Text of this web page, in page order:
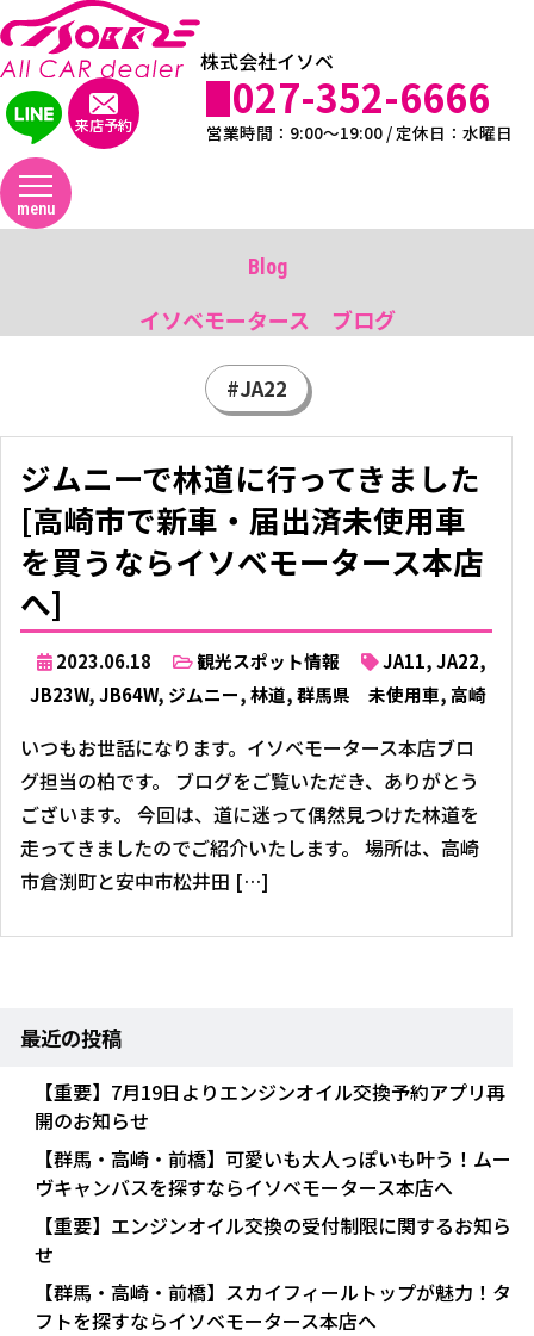
株式会社イソベ
来店予約 027-352-6666
営業時間：9:00～19:00 / 定休日：水曜日
menu
イソベモータース ブログ
Blog
#JA22
ジムニーで林道に行ってきました
[高崎市で新車・届出済未使用車
を買うならイソベモータース本店
へ]
2023.06.18 観光スポット情報 JA11,JA22,
JB23W,JB64W, ジムニー,林道,群馬県 未使用車,高崎
いつもお世話になります。イソベモータース本店ブロ
グ担当の柏です。 ブログをご覧いただき、ありがとう
ございます。 今回は、道に迷って偶然見つけた林道を
走ってきましたのでご紹介いたします。 場所は、高崎
市倉渕町と安中市松井田 […]
最近の投稿
【重要】7月19日よりエンジンオイル交換予約アプリ再
開のお知らせ
【群馬・高崎・前橋】可愛いも大人っぽいも叶う！ムー
ヴキャンバスを探すならイソベモータース本店へ
【重要】エンジンオイル交換の受付制限に関するお知ら
せ
【群馬・高崎・前橋】スカイフィールトップが魅力！タ
フトを探すならイソベモータース本店へ